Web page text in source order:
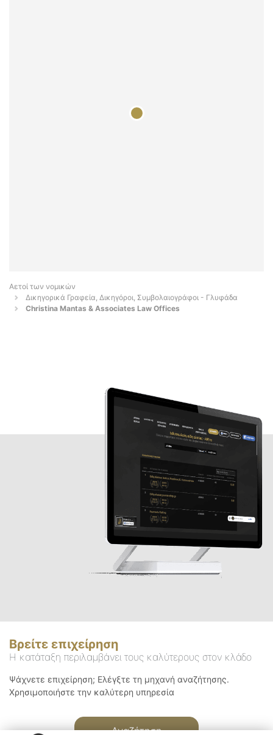
Αετοί των νομικών
Δικηγορικά Γραφεία, Δικηγόροι, Συμβολαιογράφοι - Γλυφάδα
Christina Mantas & Associates Law Offices
Βρείτε επιχείρηση
Η κατάταξη περιλαμβάνει τους καλύτερους στον κλάδο
Ψάχνετε επιχείρηση; Ελέγξτε τη μηχανή αναζήτησης.
Χρησιμοποιήστε την καλύτερη υπηρεσία
Αναζήτηση